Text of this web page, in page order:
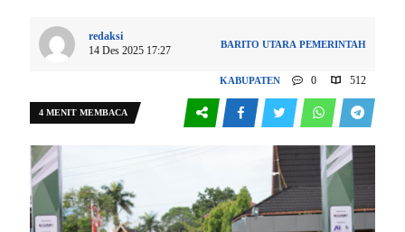
redaksi
14 Des 2025 17:27
BARITO UTARA PEMERINTAH
KABUPATEN 0 512
4 MENIT MEMBACA